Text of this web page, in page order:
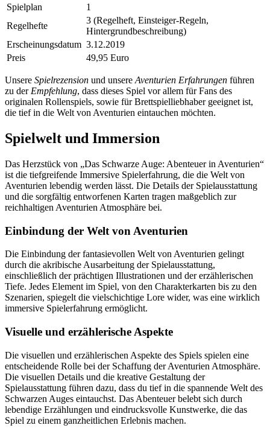
Spielplan
1
Regelhefte
3 (Regelheft, Einsteiger-Regeln,
Hintergrundbeschreibung)
Erscheinungsdatum 3.12.2019
Preis
49,95 Euro
Unsere Spielrezension und unsere Aventurien Erfahrungen führen
zu der Empfehlung, dass dieses Spiel vor allem für Fans des
originalen Rollenspiels, sowie für Brettspielliebhaber geeignet ist,
die tief in die Welt von Aventurien eintauchen möchten.
Spielwelt und Immersion
Das Herzstück von „Das Schwarze Auge: Abenteuer in Aventurien“
ist die tiefgreifende Immersive Spielerfahrung, die die Welt von
Aventurien lebendig werden lässt. Die Details der Spielausstattung
und die sorgfältig entworfenen Karten tragen maßgeblich zur
reichhaltigen Aventurien Atmosphäre bei.
Einbindung der Welt von Aventurien
Die Einbindung der fantasievollen Welt von Aventurien gelingt
durch die akribische Ausarbeitung der Spielausstattung,
einschließlich der prächtigen Illustrationen und der erzählerischen
Tiefe. Jedes Element im Spiel, von den Charakterkarten bis zu den
Szenarien, spiegelt die vielschichtige Lore wider, was eine wirklich
immersive Spielerfahrung ermöglicht.
Visuelle und erzählerische Aspekte
Die visuellen und erzählerischen Aspekte des Spiels spielen eine
entscheidende Rolle bei der Schaffung der Aventurien Atmosphäre.
Die visuellen Details und die kreative Gestaltung der
Spielausstattung führen dazu, dass du tief in die spannende Welt des
Schwarzen Auges eintauchst. Das Abenteuer belebt sich durch
lebendige Erzählungen und eindrucksvolle Kunstwerke, die das
Spiel zu einem ganzheitlichen Erlebnis machen.